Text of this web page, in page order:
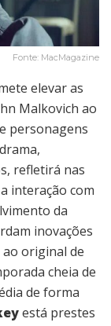
Fonte: MacMagazine
elevar as
Malkovich ao
personagens
refletirá nas
interação com
da
inovações
original de
cheia de
de forma
está prestes